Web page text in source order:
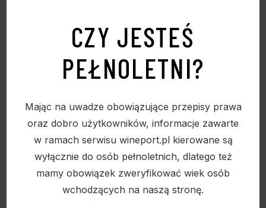
CZY JESTEŚ
PEŁNOLETNI?
Mając na uwadze obowiązujące przepisy prawa
oraz dobro użytkowników, informacje zawarte
w ramach serwisu wineport.pl kierowane są
wyłącznie do osób pełnoletnich, dlatego też
mamy obowiązek zweryfikować wiek osób
wchodzących na naszą stronę.